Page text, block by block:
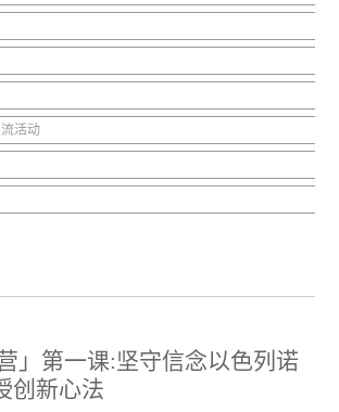
活动
」第一课:坚守信念以色列诺
创新心法